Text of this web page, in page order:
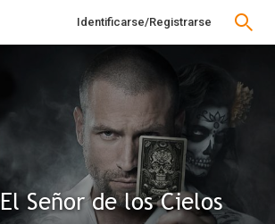
Identificarse/Registrarse
El Señor de los Cielos